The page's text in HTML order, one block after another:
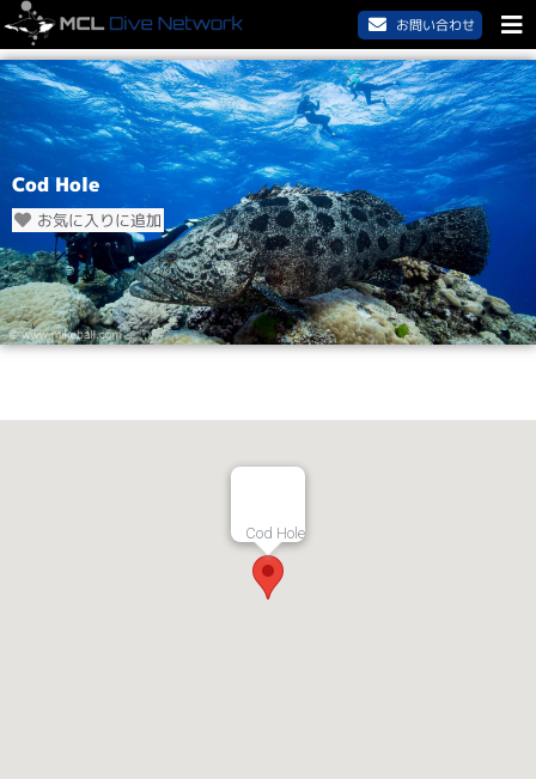
お問い合わせ
Cod Hole
お気に入りに追加
Cod Hole